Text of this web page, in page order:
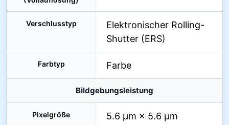
Verschlusstyp
Elektronischer Rolling-
Shutter (ERS)
Farbtyp Farbe
Bildgebungsleistung
Pixelgröße 5.6 µm × 5.6 µm